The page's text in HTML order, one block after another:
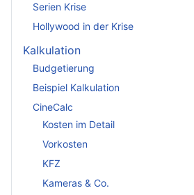
Serien Krise
Hollywood in der Krise
Kalkulation
Budgetierung
Beispiel Kalkulation
CineCalc
Kosten im Detail
Vorkosten
KFZ
Kameras & Co.